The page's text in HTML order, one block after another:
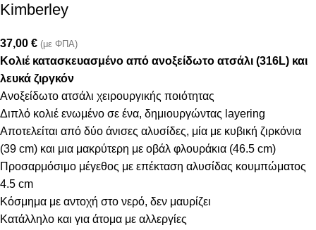
Kimberley
37,00 € (με ΦΠΑ)
Κολιέ κατασκευασμένο από ανοξείδωτο ατσάλι (316L) και
λευκά ζιργκόν
Ανοξείδωτο ατσάλι χειρουργικής ποιότητας
Διπλό κολιέ ενωμένο σε ένα, δημιουργώντας layering
Αποτελείται από δύο άνισες αλυσίδες, μία με κυβική ζιρκόνια
(39 cm) και μια μακρύτερη με οβάλ φλουράκια (46.5 cm)
Προσαρμόσιμο μέγεθος με επέκταση αλυσίδας κουμπώματος
4.5 cm
Κόσμημα με αντοχή στο νερό, δεν μαυρίζει
Κατάλληλο και για άτομα με αλλεργίες